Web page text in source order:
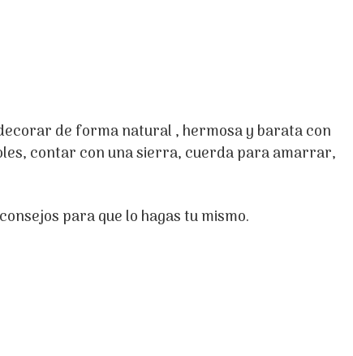
de forma natural , hermosa y barata con
contar con una sierra, cuerda para amarrar,
para que lo hagas tu mismo.